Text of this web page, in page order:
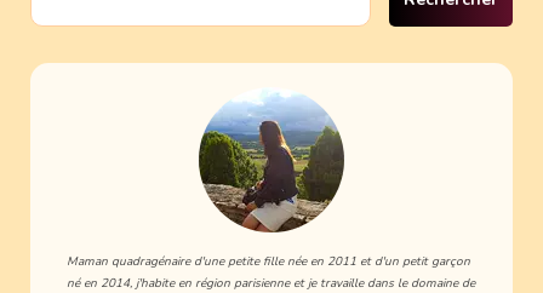
Maman quadragénaire d'une petite fille née en 2011 et d'un petit garçon
né en 2014, j'habite en région parisienne et je travaille dans le domaine de